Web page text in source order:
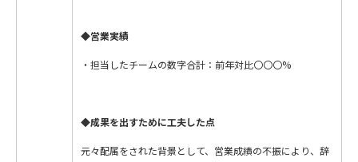
◆営業実績
・担当したチームの数字合計：前年対比〇〇〇%
◆成果を出すために工夫した点
元々配属をされた背景として、営業成績の不振により、辞